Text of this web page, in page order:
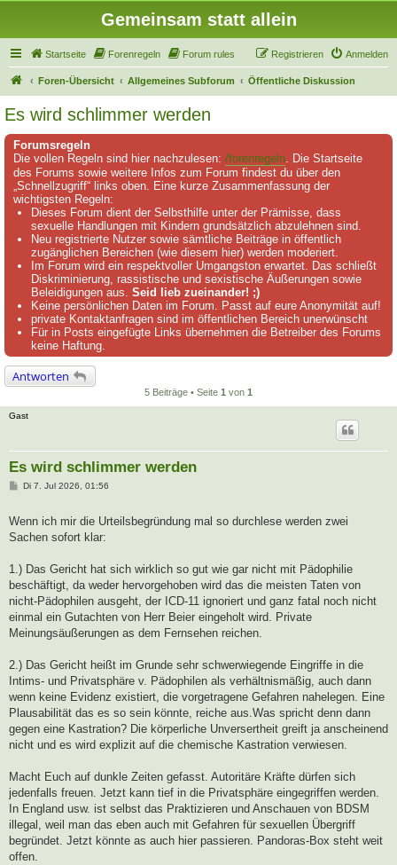
Gemeinsam statt allein
Startseite Forenregeln Forum rules Anmelden
Registrieren
Foren-Übersicht Allgemeines Subforum Öffentliche Diskussion
Es wird schlimmer werden
Forumsregeln
Die vollen Regeln sind hier nachzulesen: /forenregeln. Die Startseite
des Forums sowie weitere Infos zum Forum findest du über den
„Schnellzugriff“ links oben. Eine kurze Zusammenfassung der
wichtigsten Regeln:
Dieses Forum dient der Selbsthilfe unter der Prämisse, dass
sexuelle Handlungen mit Kindern grundsätzlich abzulehnen sind.
Neu registrierte Nutzer sowie sämtliche Beiträge in öffentlich
zugänglichen Bereichen (wie diesem hier) werden moderiert.
Im Forum wird ein respektvoller Umgangston erwartet. Das schließt
Diskriminierung, rassistische und sexistische Äußerungen sowie
Beleidigungen aus. Seid lieb zueinander! ;)
Keine persönlichen Daten im Forum. Passt auf eure Anonymität auf!
private Kontaktanfragen sind im öffentlichen Bereich unerwünscht
Für in Posts eingefügte Links übernehmen die Betreiber des Forums
keine Haftung.
Antworten
5 Beiträge • Seite 1 von 1
Gast
Es wird schlimmer werden
B
t
r
a
Di 7. Jul 2026, 01:56
Wenn ich mir die Urteilsbegründung mal so durchlese werden zwei
Sachen sofort klar:
1.) Das Gericht hat sich wirklich so gut wie gar nicht mit Pädophilie
beschäftigt, da weder hervorgehoben wird das die meisten Taten von
nicht-Pädophilen ausgeht, der ICD-11 ignoriert und ganz fatal noch nicht
einmal ein Gutachten von Herr Beier eingeholt wird. Private
Meinungsäußerungen as dem Fernsehen reichen.
2.) Das Gericht heißt im Grunde sehr schwerwiegende Eingriffe in die
Intims- und Privatsphäre v. Pädophilen als verhältnismäßig, auch dann
wenn keine Evidenz existiert, die vorgetragene Gefahren nahelegen. Eine
Plausabilität das es so sein könnte, reiche aus.Was spricht denn dann
gegen eine Kastration? Die körperliche Unversertheit greift ja anscheinend
nicht und es wird explizit auf die chemische Kastration verwiesen.
Macht Euch auf dunkle Zeiten gefasst. Autoritäre Kräfte dürfen sich
jedenfalls freuen. Jetzt kann tief in die Privatsphäre eingegriffen werden.
In England usw. ist selbst das Praktizieren und Anschauen von BDSM
illegal, weil man das eben auch mit Gefahren für sexuellen Übergriff
begründet. Jetzt könnte as auch hier passieren. Pandoras-Box steht weit
offen.